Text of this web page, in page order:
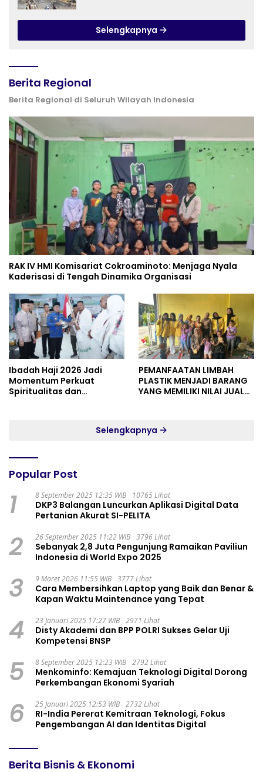
Selengkapnya
Berita Regional
Berita Regional di Seluruh Wilayah Indonesia
RAK IV HMI Komisariat Cokroaminoto: Menjaga Nyala
Kaderisasi di Tengah Dinamika Organisasi
Ibadah Haji 2026 Jadi
Momentum Perkuat
Spiritualitas dan
PEMANFAATAN LIMBAH
PLASTIK MENJADI BARANG
YANG MEMILIKI NILAI JUAL
Selengkapnya
Popular Post
1 8 September 2025 12:35 WIB 10765 Lihat
DKP3 Balangan Luncurkan Aplikasi Digital Data
Pertanian Akurat SI-PELITA
2 26 September 2025 11:22 WIB 3796 Lihat
Sebanyak 2,8 Juta Pengunjung Ramaikan Paviliun
Indonesia di World Expo 2025
3 9 Maret 2026 11:55 WIB 3777 Lihat
Cara Membersihkan Laptop yang Baik dan Benar &
Kapan Waktu Maintenance yang Tepat
4 23 Januari 2025 17:27 WIB 2971 Lihat
Disty Akademi dan BPP POLRI Sukses Gelar Uji
Kompetensi BNSP
5 8 September 2025 12:23 WIB 2792 Lihat
Menkominfo: Kemajuan Teknologi Digital Dorong
Perkembangan Ekonomi Syariah
6 25 Januari 2025 12:53 WIB 2732 Lihat
RI-India Pererat Kemitraan Teknologi, Fokus
Pengembangan AI dan Identitas Digital
Berita Bisnis & Ekonomi